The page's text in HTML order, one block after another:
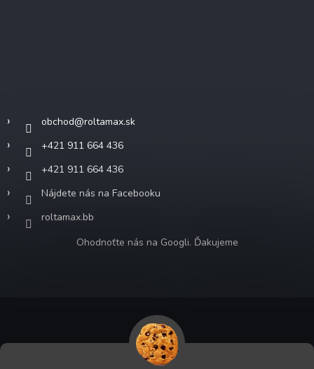
obchod@roltamax.sk
+421 911 664 436
+421 911 664 436
Nájdete nás na Facebooku
roltamax.bb
Ohodnoťte nás na Googli. Ďakujeme
ROLTA MAX s.r.o.. Všetky práva vyhradené.